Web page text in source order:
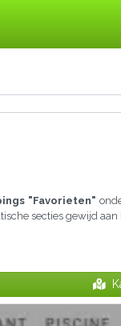
"Favorieten"
secties gewijd